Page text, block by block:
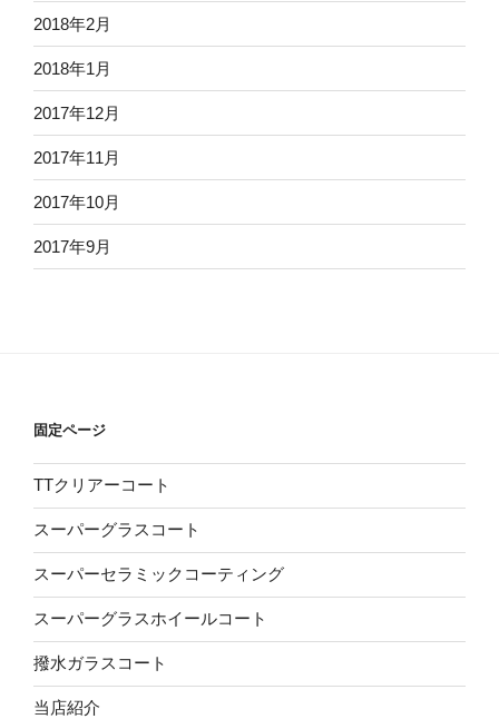
2018年2月
2018年1月
2017年12月
2017年11月
2017年10月
2017年9月
固定ページ
TTクリアーコート
スーパーグラスコート
スーパーセラミックコーティング
スーパーグラスホイールコート
撥水ガラスコート
当店紹介